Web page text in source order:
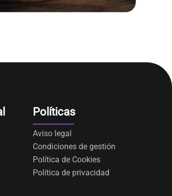
Políticas
Aviso legal
Condiciones de gestión
Política de Cookies
Política de privacidad